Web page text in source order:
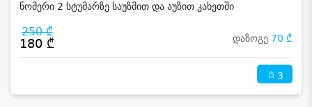
ნომერი 2 სტუმარზე საუზმით და აუზით კახეთში
250 ₾
180 ₾ დაზოგე 70 ₾
3